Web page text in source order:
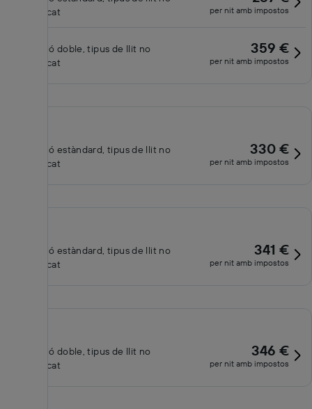
especificat
per nit amb impostos
Habitació doble, tipus de llit no
especificat
359 €
per nit amb impostos
Habitació estàndard, tipus de llit no
especificat
330 €
per nit amb impostos
Habitació estàndard, tipus de llit no
especificat
341 €
per nit amb impostos
Habitació doble, tipus de llit no
especificat
346 €
per nit amb impostos